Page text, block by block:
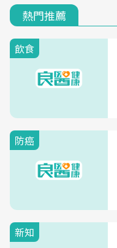
熱門推薦
飲食
防癌
新知